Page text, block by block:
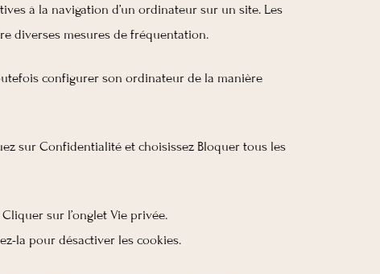
à la navigation d’un ordinateur sur un site. Les
diverses mesures de fréquentation.
configurer son ordinateur de la manière
sur Confidentialité et choisissez Bloquer tous les
sur l’onglet Vie privée.
la pour désactiver les cookies.